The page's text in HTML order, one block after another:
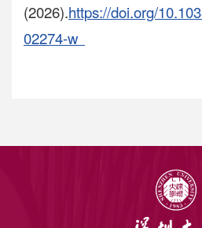
(2026).https://doi.org/
02274-w